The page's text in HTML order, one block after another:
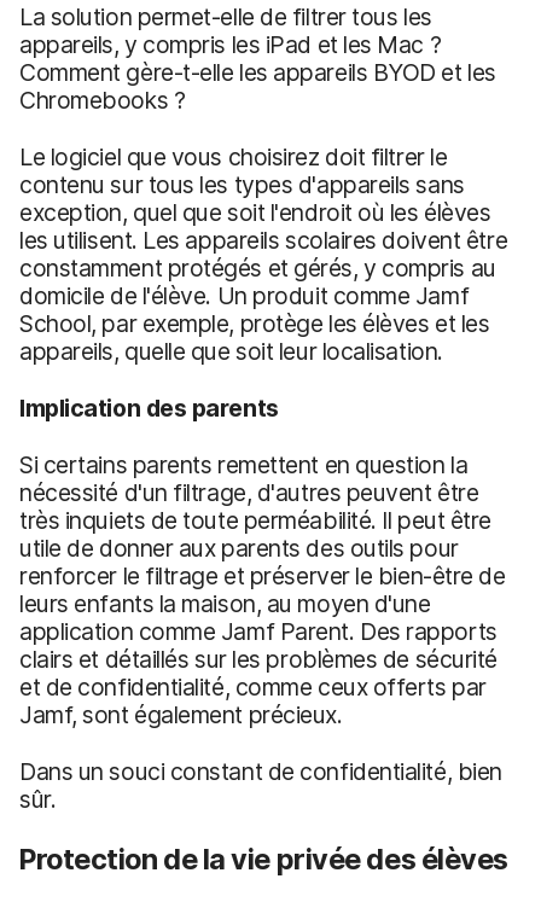
La solution permet-elle de filtrer tous les
appareils, y compris les iPad et les Mac ?
Comment gère-t-elle les appareils BYOD et les
Chromebooks ?
Le logiciel que vous choisirez doit filtrer le
contenu sur tous les types d'appareils sans
exception, quel que soit l'endroit où les élèves
les utilisent. Les appareils scolaires doivent être
constamment protégés et gérés, y compris au
domicile de l'élève. Un produit comme Jamf
School, par exemple, protège les élèves et les
appareils, quelle que soit leur localisation.
Implication des parents
Si certains parents remettent en question la
nécessité d'un filtrage, d'autres peuvent être
très inquiets de toute perméabilité. Il peut être
utile de donner aux parents des outils pour
renforcer le filtrage et préserver le bien-être de
leurs enfants la maison, au moyen d'une
application comme Jamf Parent. Des rapports
clairs et détaillés sur les problèmes de sécurité
et de confidentialité, comme ceux offerts par
Jamf, sont également précieux.
Dans un souci constant de confidentialité, bien
sûr.
Protection de la vie privée des élèves